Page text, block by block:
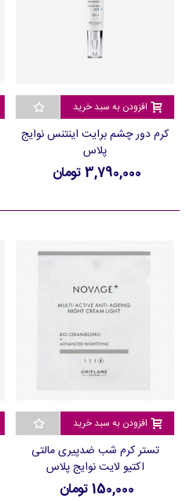
افزودن به سبد خرید
کرم دور چشم برایت اینتنس نوایج
پلاس
3,790,000 تومان
افزودن به سبد خرید
تستر کرم شب ضدپیری مالتی
اکتیو لایت نوایج پلاس
150,000 تومان